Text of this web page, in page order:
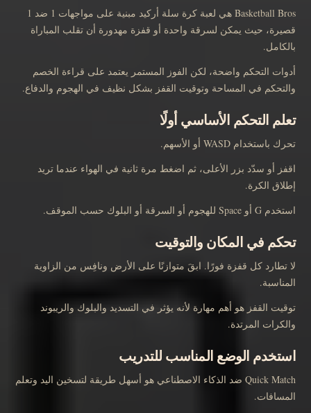
Basketball Bros هي لعبة كرة سلة أركيد مبنية على مواجهات 1 ضد 1
قصيرة، حيث يمكن لسرقة واحدة أو قفزة مهدورة أن تقلب المباراة
بالكامل.
أدوات التحكم واضحة، لكن الفوز المستمر يعتمد على قراءة الخصم
والتحكم في المساحة وتوقيت القفز بشكل نظيف في الهجوم والدفاع.
تعلم التحكم الأساسي أولًا
تحرك باستخدام WASD أو الأسهم.
اقفز أو سدّد بزر الأعلى، ثم اضغط مرة ثانية في الهواء عندما تريد
إطلاق الكرة.
استخدم G أو Space للهجوم أو السرقة أو البلوك حسب الموقف.
تحكم في المكان والتوقيت
لا تطارد كل قفزة فورًا. ابقَ متوازنًا على الأرض ونافِس من الزاوية
المناسبة.
توقيت القفز هو أهم مهارة لأنه يؤثر في التسديد والبلوك والريبوند
والكرات المرتدة.
استخدم الوضع المناسب للتدريب
Quick Match ضد الذكاء الاصطناعي هو أسهل طريقة لتسخين اليد وتعلم
المسافات.